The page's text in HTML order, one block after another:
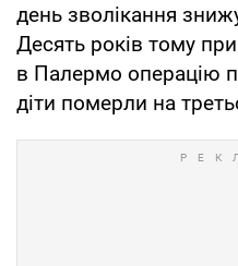
день зволікання
Десять років тому
в Палермо операцію
діти померли на